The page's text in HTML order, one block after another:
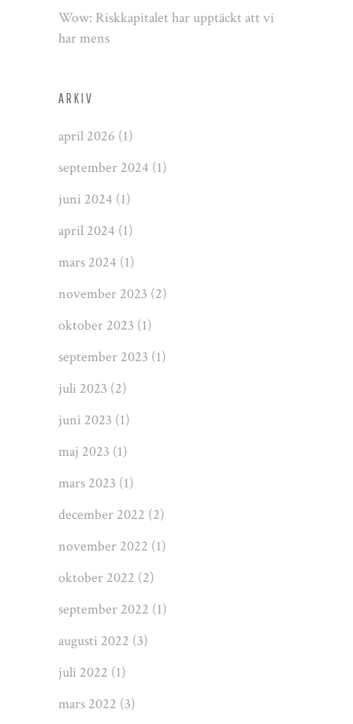
Wow: Riskkapitalet har upptäckt att vi
har mens
ARKIV
april 2026 (1)
september 2024 (1)
juni 2024 (1)
april 2024 (1)
mars 2024 (1)
november 2023 (2)
oktober 2023 (1)
september 2023 (1)
juli 2023 (2)
juni 2023 (1)
maj 2023 (1)
mars 2023 (1)
december 2022 (2)
november 2022 (1)
oktober 2022 (2)
september 2022 (1)
augusti 2022 (3)
juli 2022 (1)
mars 2022 (3)